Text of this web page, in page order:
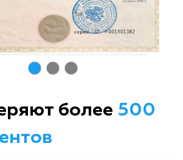
более 500